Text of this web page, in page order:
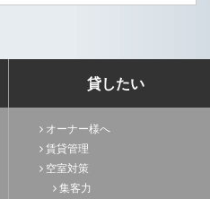
貸したい
オーナー様へ
賃貸管理
空室対策
集客力